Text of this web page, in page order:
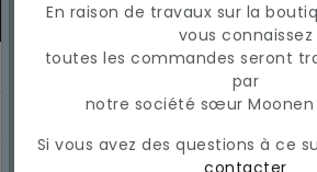
CONDITIONS DU MARCHÉ EN
En raison des conditions actuelles
du marché, les prix et la
disponibilité peuvent varier
actuellement une surcharge
En raison de travaux sur la
vous connaissez
toutes les commandes seront
par
notre société sœur Moonen
Si vous avez des questions à ce